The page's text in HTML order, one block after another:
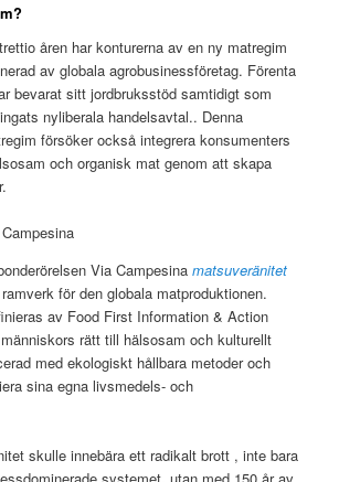
åren har konturerna av en ny matregim
av globala agrobusinessföretag. Förenta
bevarat sitt jordbruksstöd samtidigt som
nyliberala handelsavtal.. Denna
försöker också integrera konsumenters
och organisk mat genom att skapa
Via Campesinamatsuveränitet
för den globala matproduktionen.
av Food First Information & Action
rätt till hälsosam och kulturellt
med ekologiskt hållbara metoder och
sina egna livsmedels- och
skulle innebära ett radikalt brott , inte bara